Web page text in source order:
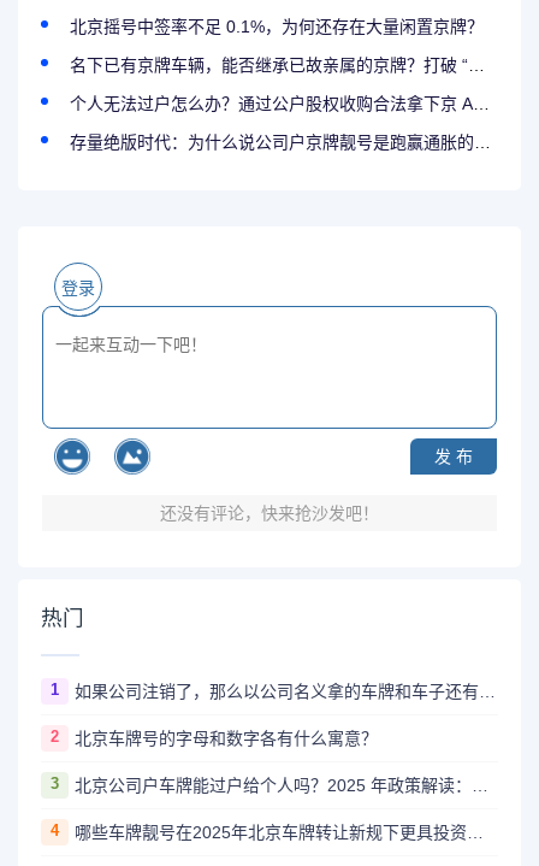
北京摇号中签率不足 0.1%，为何还存在大量闲置京牌？
名下已有京牌车辆，能否继承已故亲属的京牌？打破 “一人一车” 限制的特殊通道
个人无法过户怎么办？通过公户股权收购合法拿下京 A8 靓号全攻略
存量绝版时代：为什么说公司户京牌靓号是跑赢通胀的稀缺资源
登录
发 布
还没有评论，快来抢沙发吧！
热门
1 如果公司注销了，那么以公司名义拿的车牌和车子还有用吗？怎么处理？
2 北京车牌号的字母和数字各有什么寓意？
3
4